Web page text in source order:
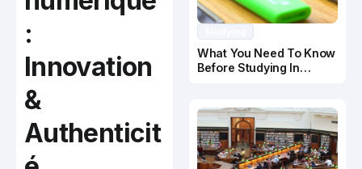
:
Innovation
&
Authenticit
What You Need To Know
Before Studying In